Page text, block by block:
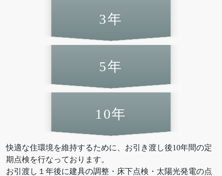
お問い合わせはこちらから
お電話からも承ります。
受付時間 8:30-17:30（平日） 定休日／土曜･日曜･祝日
3年
5年
10年
快適な住環境を維持するために、お引き渡し後10年間の定
期点検を行なっております。
お引渡し１年後に建具の調整・床下点検・太陽光発電の点